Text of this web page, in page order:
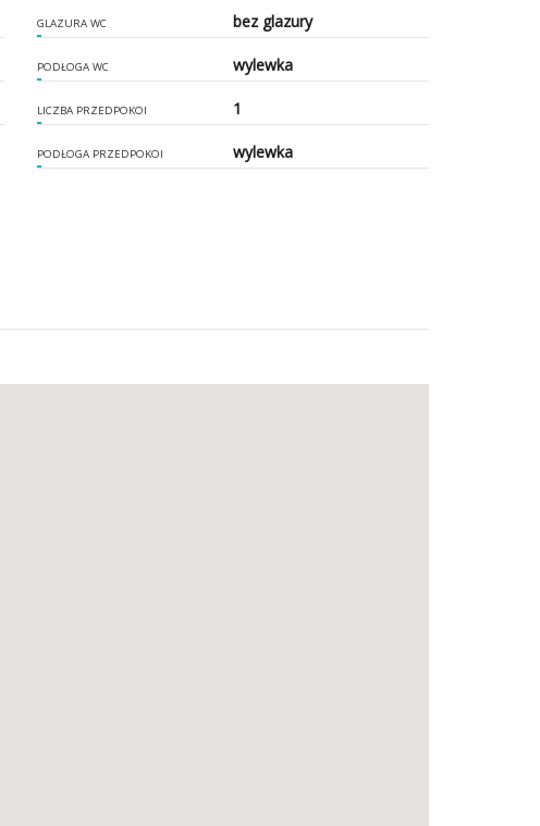
GLAZURA WC bez glazury
PODŁOGA WC wylewka
LICZBA PRZEDPOKOI 1
PODŁOGA PRZEDPOKOI wylewka